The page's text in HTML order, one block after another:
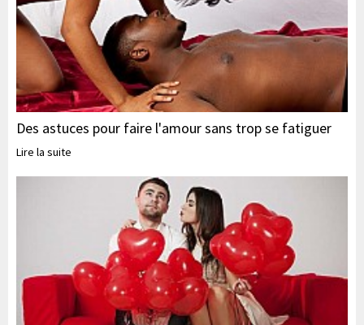
Des astuces pour faire l'amour sans trop se fatiguer
Lire la suite